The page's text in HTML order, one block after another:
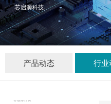
芯启源科技
产品动态 行